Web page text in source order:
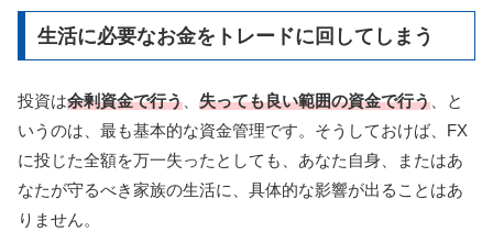
生活に必要なお金をトレードに回してしまう
投資は余剰資金で行う 失っても良い範囲の資金で行う 、と
いうのは、最も基本的な資金管理です。そうしておけば、FX
に投じた全額を万一失ったとしても、あなた自身、またはあ
なたが守るべき家族の生活に、具体的な影響が出ることはあ
りません。